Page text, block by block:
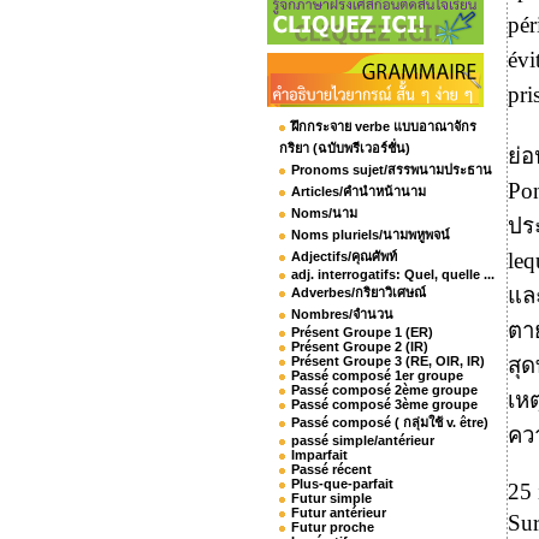
ฝึกกระจาย verbe แบบอาณาจักร
กริยา (ฉบับพรีเวอร์ชั่น)
Pronoms sujet/สรรพนามประธาน
Articles/คำนำหน้านาม
Noms/นาม
Noms pluriels/นามพหูพจน์
Adjectifs/คุณศัพท์
adj. interrogatifs: Quel, quelle ...
Adverbes/กริยาวิเศษณ์
Nombres/จำนวน
Présent Groupe 1 (ER)
Présent Groupe 2 (IR)
Présent Groupe 3 (RE, OIR, IR)
Passé composé 1er groupe
Passé composé 2ème groupe
Passé composé 3ème groupe
Passé composé ( กลุ่มใช้ v. être)
passé simple/antérieur
Imparfait
Passé récent
Plus-que-parfait
Futur simple
Futur antérieur
Futur proche
ย่
ป
แ
ต
สุ
เ
คว
25